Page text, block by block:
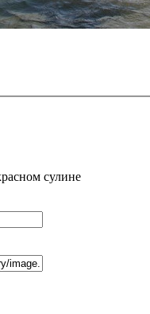
сулине